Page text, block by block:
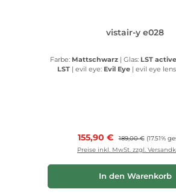
vistair-y e028
Farbe: Mattschwarz | Glas: LST
LST | evil eye: Evil Eye | evil eye
Verkaufspreis:
155,90 € Regulärer Preis:
189,00 € (17.51%
Preise inkl. MwSt. zzgl.
In den Warenkorb